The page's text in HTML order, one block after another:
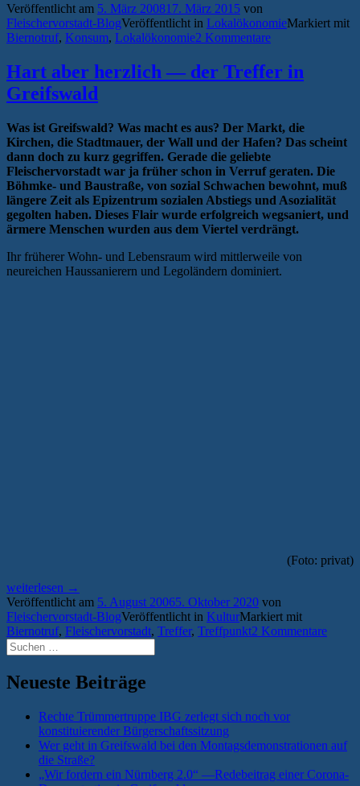
Veröffentlicht am 5. März 200817. März 2015 von
Fleischervorstadt-BlogVeröffentlicht in LokalökonomieMarkiert mit
Biernotruf, Konsum, Lokalökonomie2 Kommentare
Hart aber herzlich — der Treffer in
Greifswald
Was ist Greifswald? Was macht es aus? Der Markt, die
Kirchen, die Stadtmauer, der Wall und der Hafen? Das scheint
dann doch zu kurz gegriffen. Gerade die geliebte
Fleischervorstadt war ja früher schon in Verruf geraten. Die
Böhmke- und Baustraße, von sozial Schwachen bewohnt, muß
längere Zeit als Epizentrum sozialen Abstiegs und Asozialität
gegolten haben. Dieses Flair wurde erfolgreich wegsaniert, und
ärmere Menschen wurden aus dem Viertel verdrängt.
Ihr früherer Wohn- und Lebensraum wird mittlerweile von
neureichen Haussanierern und Legoländern dominiert.
(Foto: privat)
„Hart
aber
herzlich
—
der
Treffer
in
Greifswald“
weiterlesen →
Veröffentlicht am 5. August 20065. Oktober 2020 von
Fleischervorstadt-BlogVeröffentlicht in KulturMarkiert mit
Biernotruf, Fleischervorstadt, Treffer, Treffpunkt2 Kommentare
Suchen
nach:
Neueste Beiträge
Rechte Trümmertruppe IBG zerlegt sich noch vor
konstituierender Bürgerschaftssitzung
Wer geht in Greifswald bei den Montagsdemonstrationen auf
die Straße?
„Wir fordern ein Nürnberg 2.0“ —Redebeitrag einer Corona-